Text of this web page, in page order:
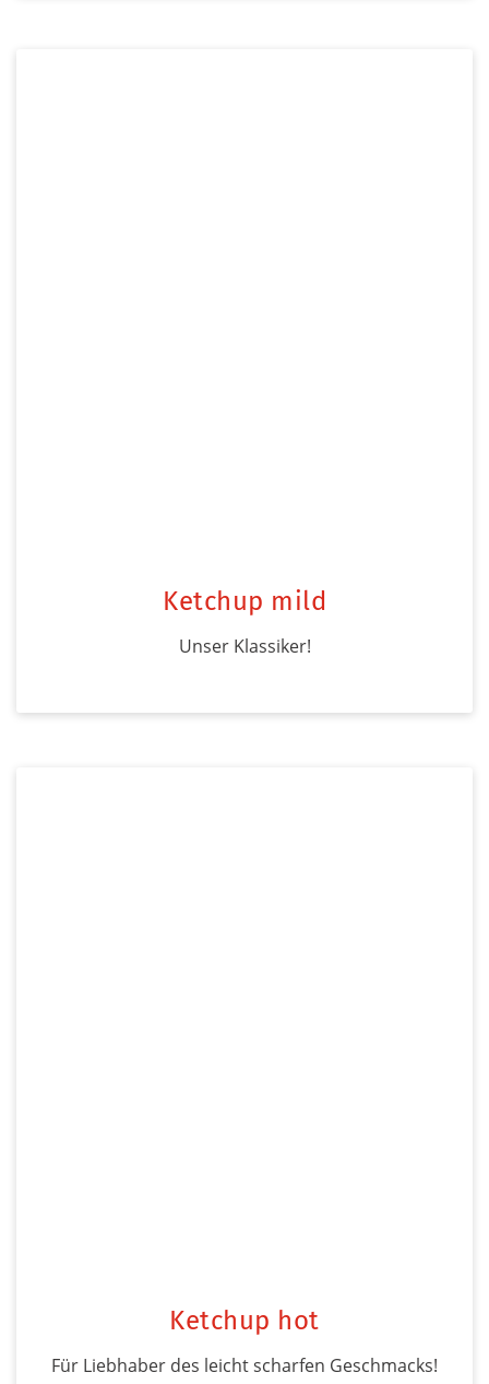
Ketchup mild
Unser Klassiker!
Ketchup hot
Für Liebhaber des leicht scharfen Geschmacks!